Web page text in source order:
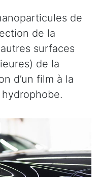
de
de la
surfaces
de la
d’un film à la